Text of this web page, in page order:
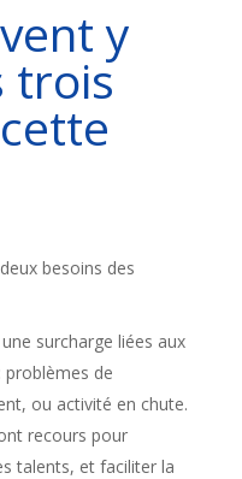
y
trois
besoins des
surcharge liées aux
problèmes de
ou activité en chute.
recours pour
talents, et faciliter la